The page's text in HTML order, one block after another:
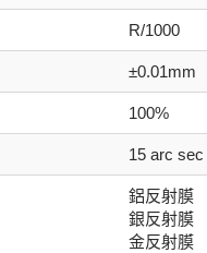
R/1000
±0.01mm
100%
15 arc sec
鋁反射膜
銀反射膜
金反射膜